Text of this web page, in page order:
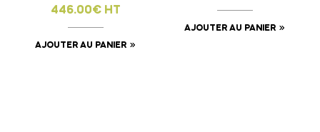
446.00€ HT
AJOUTER AU PANIER
AJOUTER AU PANIER